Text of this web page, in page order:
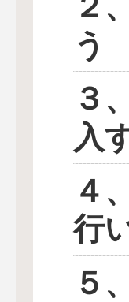
う
３、
入
４
行
５